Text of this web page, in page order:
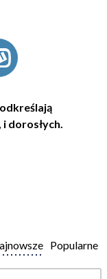
i dorosłych.
Popularne